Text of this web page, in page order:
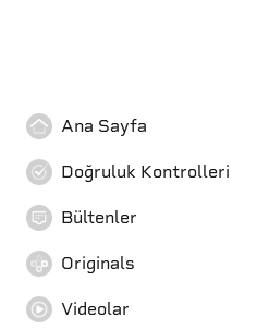
Ana Sayfa
Doğruluk Kontrolleri
Bültenler
Originals
Videolar